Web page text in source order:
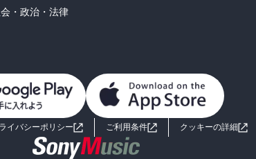
・政治・法律
イバシーポリシー ご利用条件 クッキーの詳細